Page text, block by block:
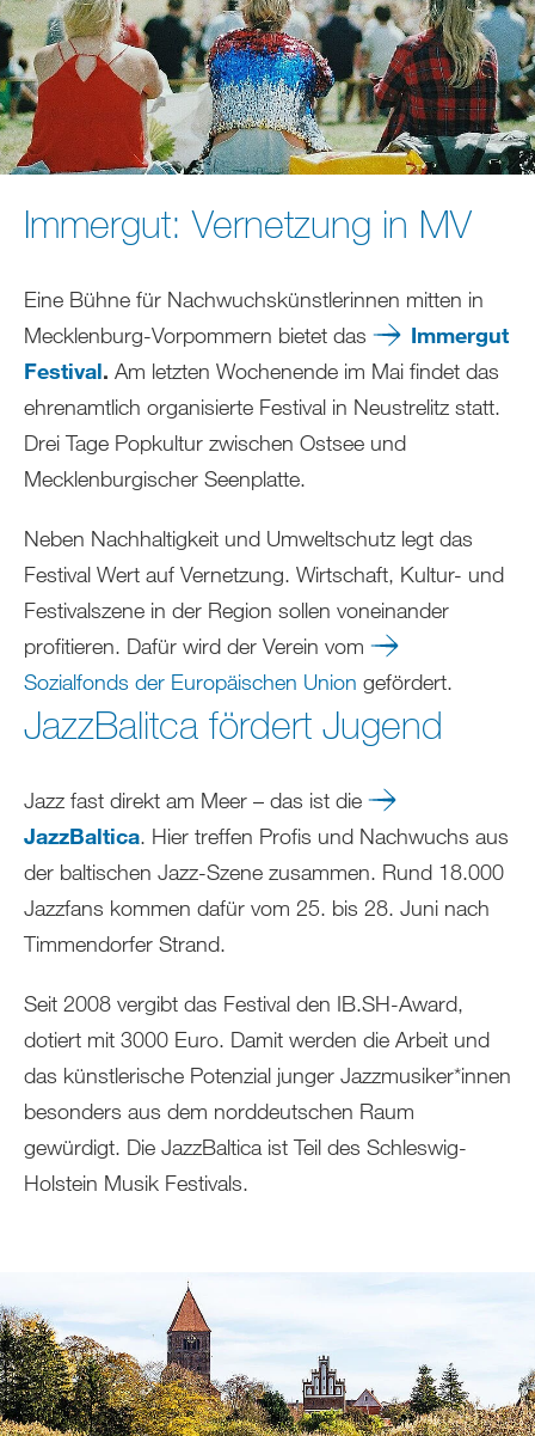
Immergut: Vernetzung in MV
Eine Bühne für Nachwuchskünstlerinnen mitten in
Mecklenburg-Vorpommern bietet das
Immergut
Festival. Am letzten Wochenende im Mai findet das
ehrenamtlich organisierte Festival in Neustrelitz statt.
Drei Tage Popkultur zwischen Ostsee und
Mecklenburgischer Seenplatte.
Neben Nachhaltigkeit und Umweltschutz legt das
Festival Wert auf Vernetzung. Wirtschaft, Kultur- und
Festivalszene in der Region sollen voneinander
profitieren. Dafür wird der Verein vom
Sozialfonds der Europäischen Union gefördert.
JazzBalitca fördert Jugend
Jazz fast direkt am Meer – das ist die
JazzBaltica. Hier treffen Profis und Nachwuchs aus
der baltischen Jazz-Szene zusammen. Rund 18.000
Jazzfans kommen dafür vom 25. bis 28. Juni nach
Timmendorfer Strand.
Seit 2008 vergibt das Festival den IB.SH-Award,
dotiert mit 3000 Euro. Damit werden die Arbeit und
das künstlerische Potenzial junger Jazzmusiker*innen
besonders aus dem norddeutschen Raum
gewürdigt. Die JazzBaltica ist Teil des Schleswig-
Holstein Musik Festivals.